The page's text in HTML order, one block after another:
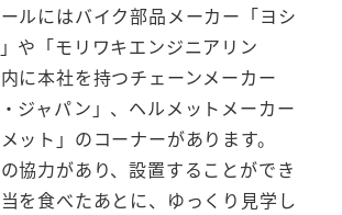
ルにはバイク部品メーカー「ヨシ
や「モリワキエンジニアリン
に本社を持つチェーンメーカー
・ジャパン」、ヘルメットメーカー
ット」のコーナーがあります。
の協力があり、設置することができ
を食べたあとに、ゆっくり見学し